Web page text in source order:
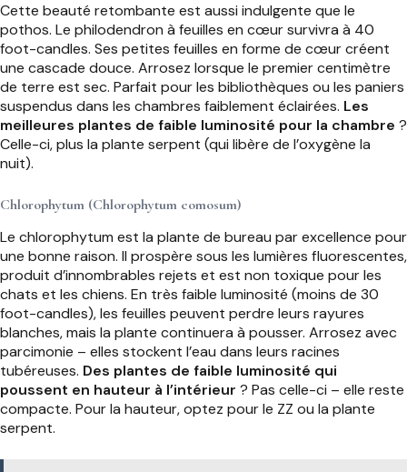
Cette beauté retombante est aussi indulgente que le
pothos. Le philodendron à feuilles en cœur survivra à 40
foot-candles. Ses petites feuilles en forme de cœur créent
une cascade douce. Arrosez lorsque le premier centimètre
de terre est sec. Parfait pour les bibliothèques ou les paniers
suspendus dans les chambres faiblement éclairées. Les
meilleures plantes de faible luminosité pour la chambre ?
Celle-ci, plus la plante serpent (qui libère de l’oxygène la
nuit).
Chlorophytum (Chlorophytum comosum)
Le chlorophytum est la plante de bureau par excellence pour
une bonne raison. Il prospère sous les lumières fluorescentes,
produit d’innombrables rejets et est non toxique pour les
chats et les chiens. En très faible luminosité (moins de 30
foot-candles), les feuilles peuvent perdre leurs rayures
blanches, mais la plante continuera à pousser. Arrosez avec
parcimonie – elles stockent l’eau dans leurs racines
tubéreuses. Des plantes de faible luminosité qui
poussent en hauteur à l’intérieur ? Pas celle-ci – elle reste
compacte. Pour la hauteur, optez pour le ZZ ou la plante
serpent.